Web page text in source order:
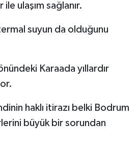
ulaşım sağlanır.
suyun da olduğunu
Karaada yıllardır
haklı itirazı belki Bodrum
büyük bir sorundan